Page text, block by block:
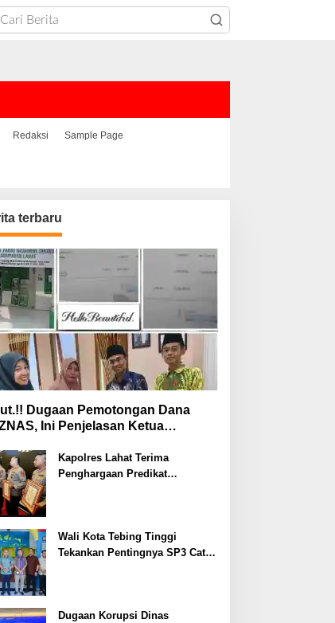
Redaksi Sample Page
terbaru
Dugaan Pemotongan Dana
Ini Penjelasan Ketua
Kapolres Lahat Terima
Penghargaan Predikat
Wali Kota Tebing Tinggi
Tekankan Pentingnya SP3 Catin
Dugaan Korupsi Dinas